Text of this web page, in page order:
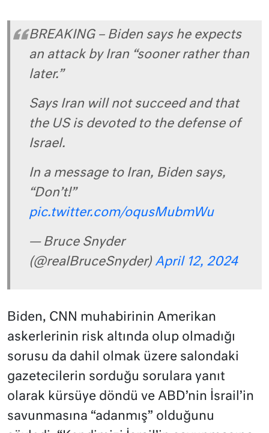
BREAKING – Biden says he expects
an attack by Iran “sooner rather than
later.”
Says Iran will not succeed and that
the US is devoted to the defense of
Israel.
In a message to Iran, Biden says,
“Don’t!”
pic.twitter.com/oqusMubmWu
— Bruce Snyder
(@realBruceSnyder) April 12, 2024
Biden, CNN muhabirinin Amerikan
askerlerinin risk altında olup olmadığı
sorusu da dahil olmak üzere salondaki
gazetecilerin sorduğu sorulara yanıt
olarak kürsüye döndü ve ABD’nin İsrail’in
savunmasına “adanmış” olduğunu